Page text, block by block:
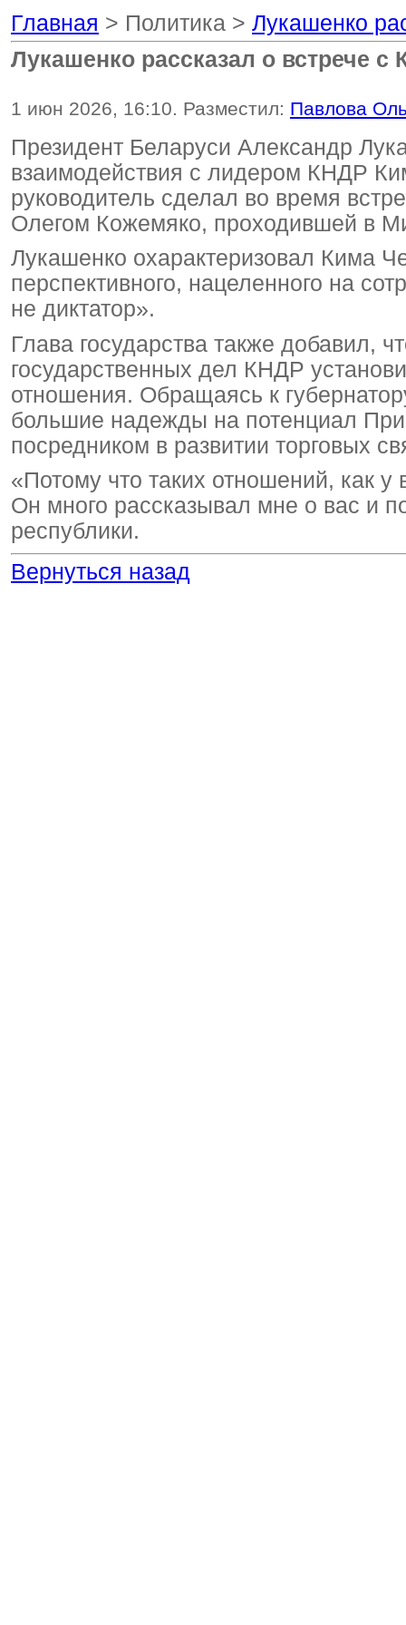
Главная > Политика > Лукашенко
Лукашенко рассказал о встрече
1 июн 2026, 16:10. Разместил: Павлова
Президент Беларуси Александр
взаимодействия с лидером КНДР
руководитель сделал во время
Олегом Кожемяко, проходившей в
Лукашенко охарактеризовал Кима
перспективного, нацеленного на
не диктатор».
Глава государства также добавил,
государственных дел КНДР
отношения. Обращаясь к
большие надежды на потенциал
посредником в развитии торговых
«Потому что таких отношений, как
Он много рассказывал мне о вас и
республики.
Вернуться назад